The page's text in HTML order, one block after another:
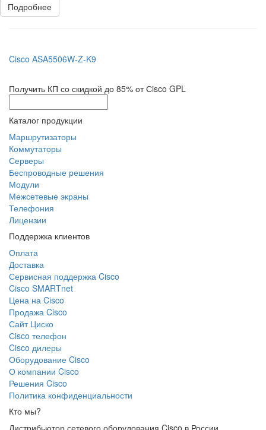
Подробнее
Cisco ASA5506W-Z-K9
Получить КП со скидкой до 85% от Сisco GPL
Каталог продукции
Маршрутизаторы
Коммутаторы
Серверы
Беспроводные решения
Модули
Межсетевые экраны
Телефония
Лицензии
Поддержка клиентов
Оплата
Доставка
Сервисная поддержка Cisco
Cisco SMARTnet
Цена на Cisco
Продажа Cisco
Сайт Циско
Сisco телефон
Cisco дилеры
Оборудование Cisco
О компании Cisco
Решения Cisco
Политика конфиденциальности
Кто мы?